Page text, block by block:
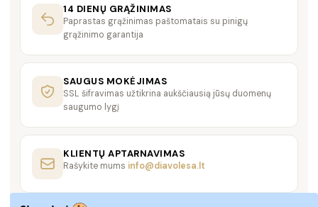
14 DIENŲ GRĄŽINIMAS
Paprastas grąžinimas paštomatais su pinigų
grąžinimo garantija
SAUGUS MOKĖJIMAS
SSL šifravimas užtikrina aukščiausią jūsų duomenų
saugumo lygį
KLIENTŲ APTARNAVIMAS
Rašykite mums info@diavolesa.lt